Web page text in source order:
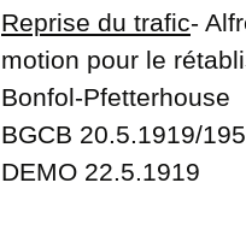
Reprise du trafic-
motion pour le
Bonfol-Pfetterhouse
BGCB 20.5.1919/195
DEMO 22.5.1919